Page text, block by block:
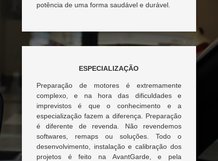
potência de uma forma saudável e durável.
ESPECIALIZAÇÃO
Preparação de motores é extremamente
complexo, e na hora das dificuldades e
imprevistos é que o conhecimento e a
especialização fazem a diferença. Preparação
é diferente de revenda. Não revendemos
softwares, remaps ou soluções. Todo o
desenvolvimento, instalação e calibração dos
projetos é feito na AvantGarde, e pela